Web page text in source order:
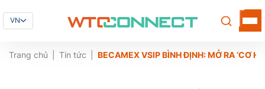
VN
Trang chủ Tin tức BECAMEX VSIP BÌNH ĐỊNH: MỞ RA ‘CƠ